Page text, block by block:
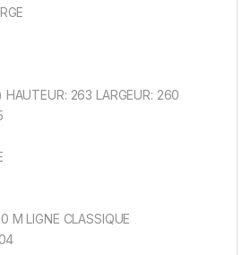
HAUTEUR: 263 LARGEUR: 260
M LIGNE CLASSIQUE